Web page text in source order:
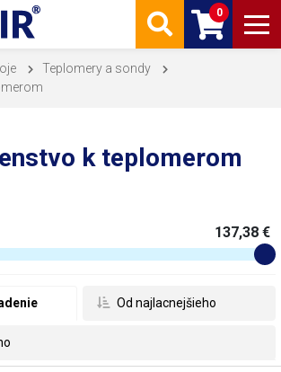
0
Teplomery a sondy
k teplomerom
Od najlacnejšieho
137,38 €